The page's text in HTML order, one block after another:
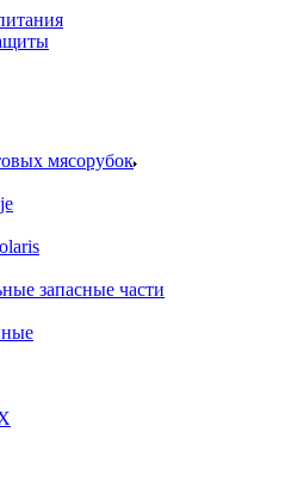
мясорубок
запасные части